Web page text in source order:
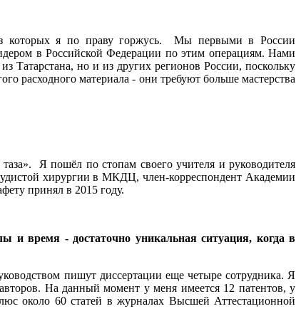
из которых я по праву горжусь. Мы первыми в России
в Российской Федерации по этим операциям. Нами
Татарстана, но и из других регионов России, поскольку
расходного материала - они требуют больше мастерства
Я пошёл по стопам своего учителя и руководителя
хирургии в МКДЦ, член-корреспондент Академии
принял в 2015 году.
и время - достаточно уникальная ситуация, когда в
пишут диссертации еще четыре сотрудника. Я
На данный момент у меня имеется 12 патентов, у
около 60 статей в журналах Высшей Аттестационной